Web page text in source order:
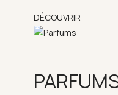
DÉCOUVRIR